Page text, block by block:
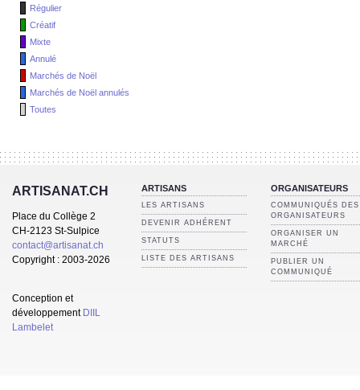
Régulier
Créatif
Mixte
Annulé
Marchés de Noël
Marchés de Noël annulés
Toutes
ARTISANAT.CH
Place du Collège 2
CH-2123 St-Sulpice
contact@artisanat.ch
Copyright : 2003-2026
Conception et
développement DIIL
Lambelet
ARTISANS
LES ARTISANS
DEVENIR ADHÉRENT
STATUTS
LISTE DES ARTISANS
ORGANISATEURS
COMMUNIQUÉS DES
ORGANISATEURS
ORGANISER UN
MARCHÉ
PUBLIER UN
COMMUNIQUÉ